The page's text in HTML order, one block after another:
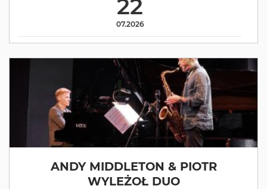
22
07.2026
ANDY MIDDLETON & PIOTR
WYLEŻOŁ DUO